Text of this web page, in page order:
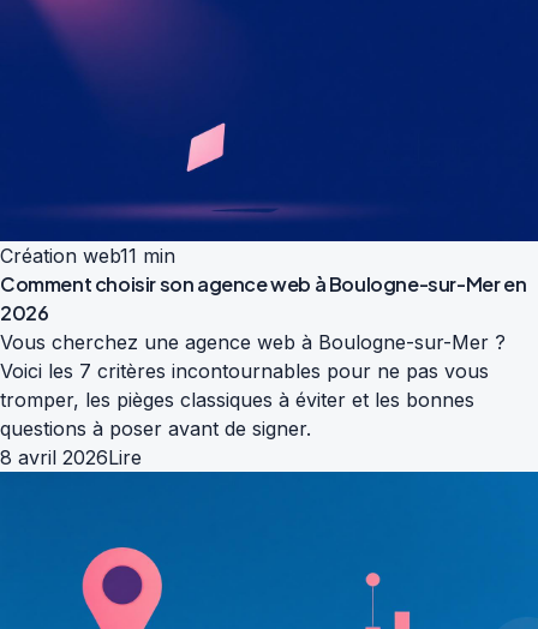
Création web11 min
Comment choisir son agence web à Boulogne-sur-Mer en
2026
Vous cherchez une agence web à Boulogne-sur-Mer ?
Voici les 7 critères incontournables pour ne pas vous
tromper, les pièges classiques à éviter et les bonnes
questions à poser avant de signer.
8 avril 2026Lire